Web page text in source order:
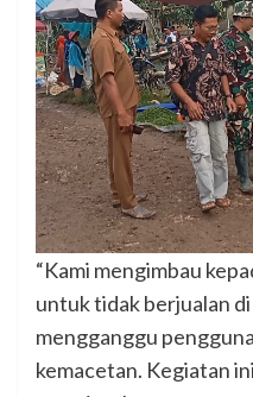
“Kami mengimbau
untuk tidak berjualan
mengganggu
kemacetan. Kegiatan